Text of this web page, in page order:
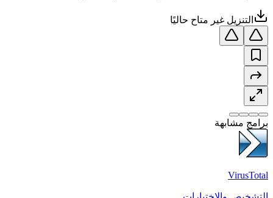
التنزيل غير متاح حاليًا
برامج مشابهة
VirusTotal